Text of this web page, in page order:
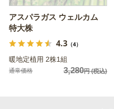
アスパラガス ウェルカム
特大株
4.3（4）
暖地定植用 2株1組
通常価格 3,280円(税込)